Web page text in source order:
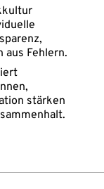
aus Fehlern.
stärken